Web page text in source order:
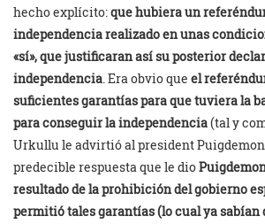
hecho explícito:que hubiera un
independencia realizado en unas
«sí», que justificaran así su posterior
independencia. Era obvio que el
suficientes garantías para que tuviera la
para conseguir la independencia(tal y
Urkullu le advirtió al president
predecible respuesta que le dio
resultado de la prohibición del gobierno
permitió tales garantías (lo cual ya sabían